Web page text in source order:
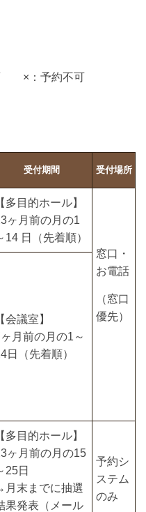
×：予約不可
受付期間 受付場所
【多目的ホール】
ヶ月前の月の1
14 日（先着順）
窓口・
お電話
（窓口
優先）
【会議室】
月前の月の1～
日（先着順）
【多目的ホール】
ヶ月前の月の15
25日
月末までに抽選
果発表（メール
予約シ
ステム
のみ